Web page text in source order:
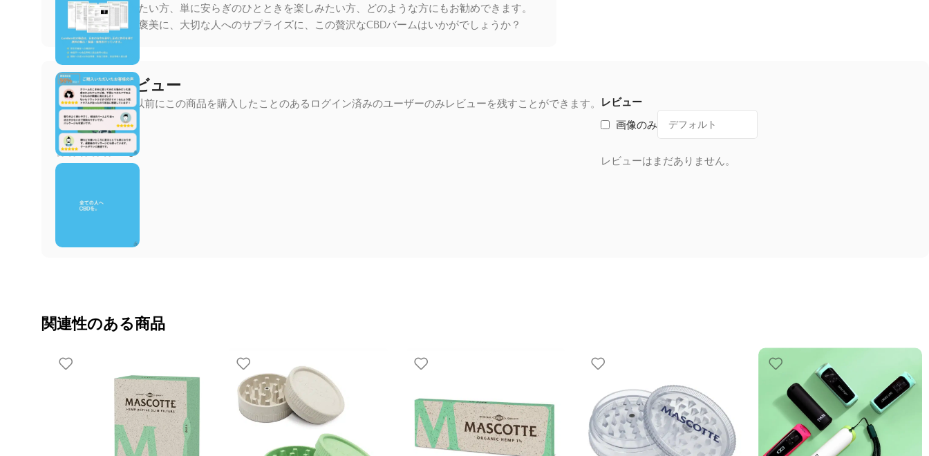
みや辛さを和らげたい方、単に安らぎのひとときを楽しみたい方、どのような方にもお勧めできます。
頑張る自分へのご褒美に、大切な人へのサプライズに、この贅沢なCBDバームはいかがでしょうか？
お客さまレビュー
0 件のレビュー
0
レビュー
画像のみ
レビューはまだありません。
以前にこの商品を購入したことのあるログイン済みのユーザーのみレビューを残すことができます。
関連性のある商品